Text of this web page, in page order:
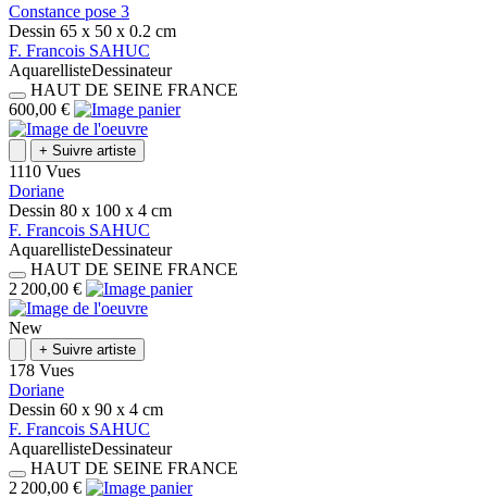
Constance pose 3
Dessin 65 x 50 x 0.2 cm
F. Francois SAHUC
AquarellisteDessinateur
HAUT DE SEINE FRANCE
600,00 €
+ Suivre artiste
1110 Vues
Doriane
Dessin 80 x 100 x 4 cm
F. Francois SAHUC
AquarellisteDessinateur
HAUT DE SEINE FRANCE
2 200,00 €
New
+ Suivre artiste
178 Vues
Doriane
Dessin 60 x 90 x 4 cm
F. Francois SAHUC
AquarellisteDessinateur
HAUT DE SEINE FRANCE
2 200,00 €